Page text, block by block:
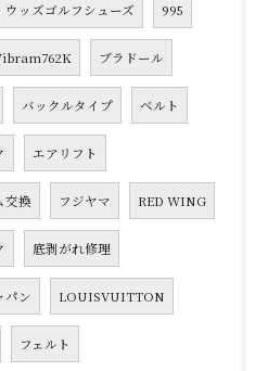
ウッズゴルフシューズ 995
ブラドール
バックルタイプ ベルト
エアリフト
交換 フジヤマ RED WING
底剥がれ修理
パン LOUISVUITTON
フェルト